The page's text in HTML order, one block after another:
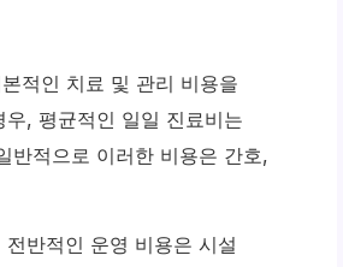
적인 치료 및 관리 비용을
우, 평균적인 일일 진료비는
반적으로 이러한 비용은 간호,
반적인 운영 비용은 시설